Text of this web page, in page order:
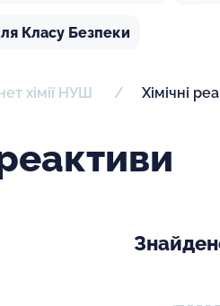
Класу Безпеки
хімії НУШ Хімічні